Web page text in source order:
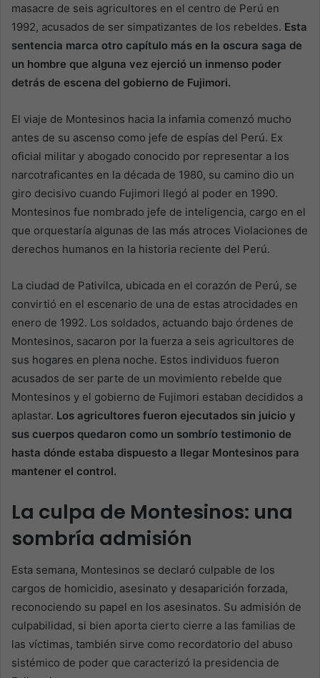
masacre de seis agricultores en el centro de Perú en
1992, acusados de ser simpatizantes de los rebeldes. Esta
sentencia marca otro capítulo más en la oscura saga de
un hombre que alguna vez ejerció un inmenso poder
detrás de escena del gobierno de Fujimori.
El viaje de Montesinos hacia la infamia comenzó mucho
antes de su ascenso como jefe de espías del Perú. Ex
oficial militar y abogado conocido por representar a los
narcotraficantes en la década de 1980, su camino dio un
giro decisivo cuando Fujimori llegó al poder en 1990.
Montesinos fue nombrado jefe de inteligencia, cargo en el
que orquestaría algunas de las más atroces Violaciones de
derechos humanos en la historia reciente del Perú.
La ciudad de Pativilca, ubicada en el corazón de Perú, se
convirtió en el escenario de una de estas atrocidades en
enero de 1992. Los soldados, actuando bajo órdenes de
Montesinos, sacaron por la fuerza a seis agricultores de
sus hogares en plena noche. Estos individuos fueron
acusados de ser parte de un movimiento rebelde que
Montesinos y el gobierno de Fujimori estaban decididos a
aplastar. Los agricultores fueron ejecutados sin juicio y
sus cuerpos quedaron como un sombrío testimonio de
hasta dónde estaba dispuesto a llegar Montesinos para
mantener el control.
La culpa de Montesinos: una
sombría admisión
Esta semana, Montesinos se declaró culpable de los
cargos de homicidio, asesinato y desaparición forzada,
reconociendo su papel en los asesinatos. Su admisión de
culpabilidad, si bien aporta cierto cierre a las familias de
las víctimas, también sirve como recordatorio del abuso
sistémico de poder que caracterizó la presidencia de